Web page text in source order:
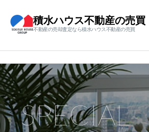
積水ハウス不動産の売買
不動産の売却査定なら積水ハウス不動産の売買
SPECIAL